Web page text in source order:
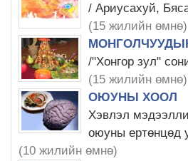
/ Ариусахуй,
(15 жилийн өмнө)
/"Хонгор зул"
(15 жилийн өмнө)
ОЮУНЫ ХООЛ
Хэвлэл
оюуны ертөнцөд
(10 жилийн өмнө)